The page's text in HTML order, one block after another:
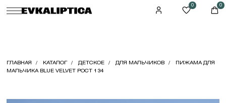
0 0
ГЛАВНАЯ КАТАЛОГ ДЕТСКОЕ ДЛЯ МАЛЬЧИКОВ
ПИЖАМА ДЛЯ
МАЛЬЧИКА BLUE VELVET РОСТ 134